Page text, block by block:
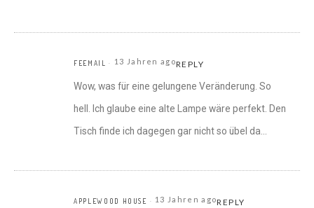
FEEMAIL 13 Jahren agoREPLY
Wow, was für eine gelungene Veränderung. So
hell. Ich glaube eine alte Lampe wäre perfekt. Den
Tisch finde ich dagegen gar nicht so übel da…
APPLEWOOD HOUSE 13 Jahren agoREPLY